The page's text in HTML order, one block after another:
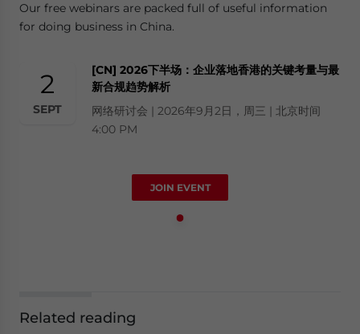
Our free webinars are packed full of useful information
for doing business in China.
2
SEPT
[CN] 2026下半场：企业落地香港的关键考量与最
新合规趋势解析
网络研讨会 | 2026年9月2日，周三 | 北京时间
4:00 PM
JOIN EVENT
Related reading